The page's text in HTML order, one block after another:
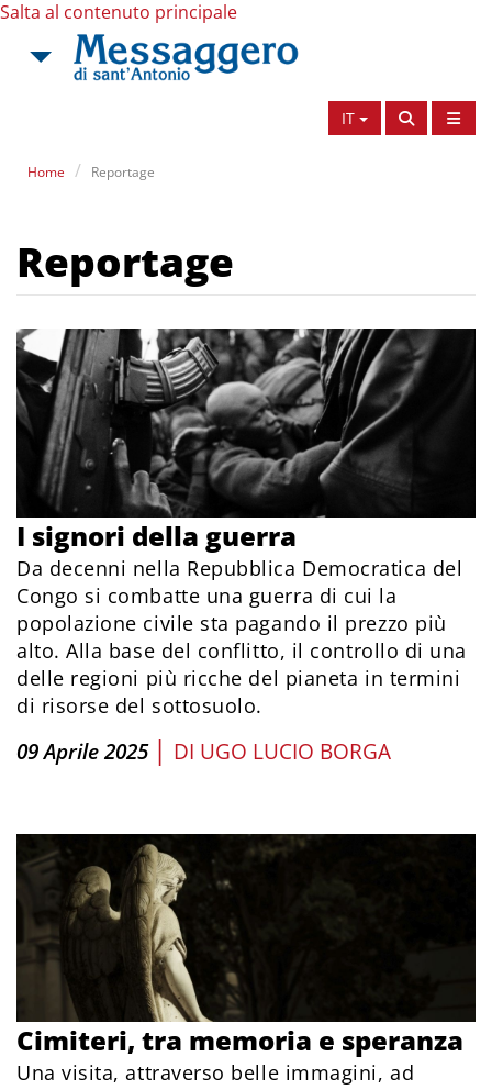
Salta al contenuto principale
IT
Home Reportage
Reportage
I signori della guerra
Da decenni nella Repubblica Democratica del
Congo si combatte una guerra di cui la
popolazione civile sta pagando il prezzo più
alto. Alla base del conflitto, il controllo di una
delle regioni più ricche del pianeta in termini
di risorse del sottosuolo.
09 Aprile 2025 | DI UGO LUCIO BORGA
Cimiteri, tra memoria e speranza
Una visita, attraverso belle immagini, ad